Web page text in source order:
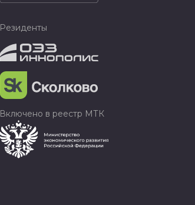
Резиденты
Включено в реестр МТК